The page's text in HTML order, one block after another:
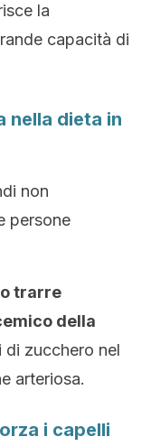
la
capacità di
nella dieta in
non
persone
trarre
della
di zucchero nel
arteriosa.
i capelli